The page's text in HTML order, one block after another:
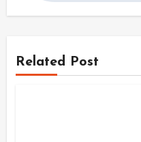
Related Post